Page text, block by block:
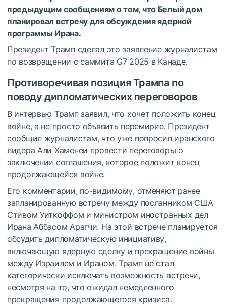
предыдущим сообщениям о том, что Белый дом
планировал встречу для обсуждения ядерной
программы Ирана.
Президент Трамп сделал это заявление журналистам
по возвращении с саммита G7 2025 в Канаде.
Противоречивая позиция Трампа по
поводу дипломатических переговоров
В интервью Трамп заявил, что хочет положить конец
войне, а не просто объявить перемирие. Президент
сообщил журналистам, что уже попросил иранского
лидера Али Хаменеи провести переговоры о
заключении соглашения, которое положит конец
продолжающейся войне.
Его комментарии, по-видимому, отменяют ранее
запланированную встречу между посланником США
Стивом Уиткоффом и министром иностранных дел
Ирана Аббасом Арагчи. На этой встрече планируется
обсудить дипломатическую инициативу,
включающую ядерную сделку и прекращение войны
между Израилем и Ираном.Трамп не стал
категорически исключать возможность встречи,
несмотря на то, что ожидал немедленного
прекращения продолжающегося кризиса.